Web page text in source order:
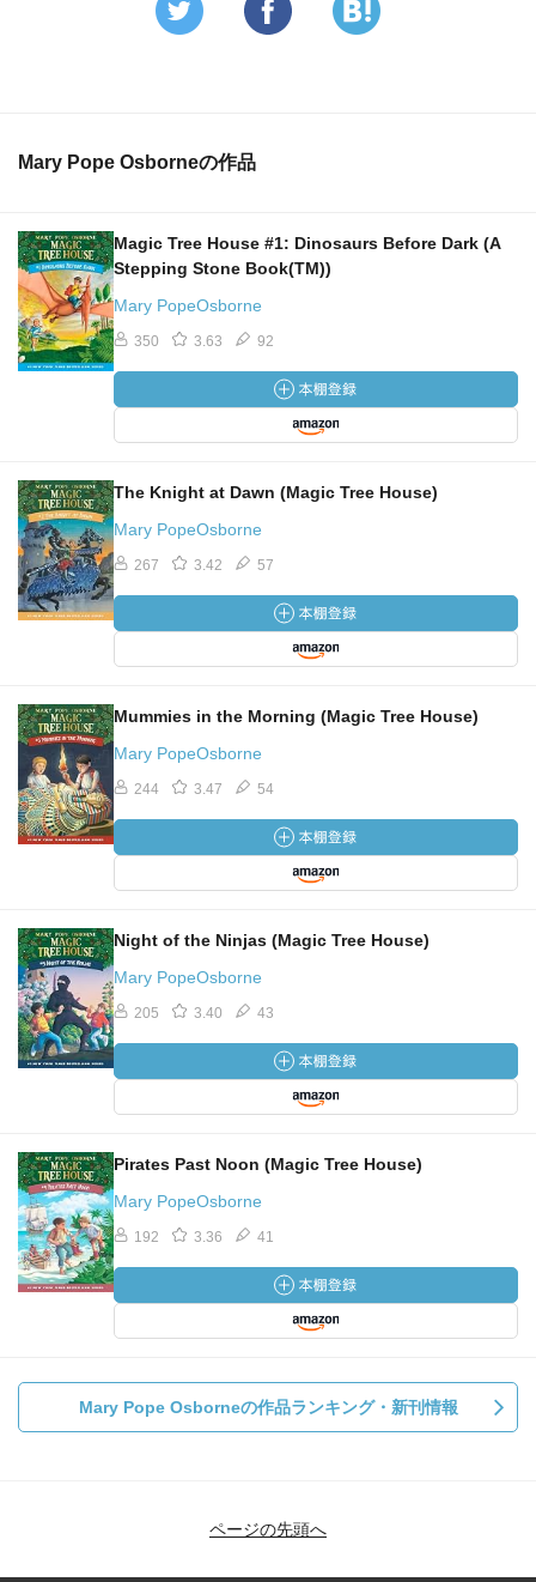
Mary Pope Osborneの作品
Magic Tree House #1: Dinosaurs Before Dark (A
Stepping Stone Book(TM))
Mary PopeOsborne
350 3.63 92
The Knight at Dawn (Magic Tree House)
Mary PopeOsborne
267 3.42 57
Mummies in the Morning (Magic Tree House)
Mary PopeOsborne
244 3.47 54
Night of the Ninjas (Magic Tree House)
Mary PopeOsborne
205 3.40 43
Pirates Past Noon (Magic Tree House)
Mary PopeOsborne
192 3.36 41
Mary Pope Osborneの作品ランキング・新刊情報
ページの先頭へ